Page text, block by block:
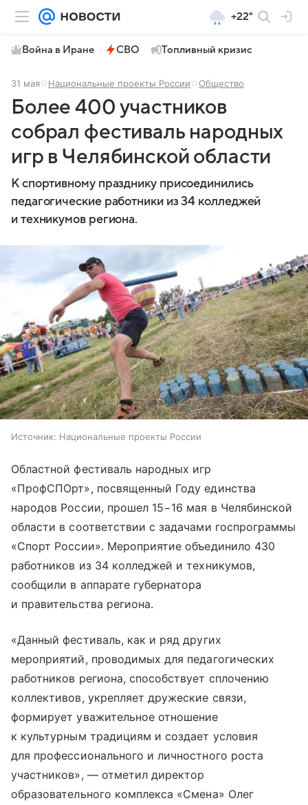
+22°
Война в Иране СВО Топливный кризис
31 мая Национальные проекты России Общество
Более 400 участников
собрал фестиваль народных
игр в Челябинской области
К спортивному празднику присоединились
педагогические работники из 34 колледжей
и техникумов региона.
Источник: Национальные проекты России
Областной фестиваль народных игр
«ПрофСПОрт», посвященный Году единства
народов России, прошел 15−16 мая в Челябинской
области в соответствии с задачами госпрограммы
«Спорт России». Мероприятие объединило 430
работников из 34 колледжей и техникумов,
сообщили в аппарате губернатора
и правительства региона.
«Данный фестиваль, как и ряд других
мероприятий, проводимых для педагогических
работников региона, способствует сплочению
коллективов, укрепляет дружеские связи,
формирует уважительное отношение
к культурным традициям и создает условия
для профессионального и личностного роста
участников», — отметил директор
образовательного комплекса «Смена» Олег